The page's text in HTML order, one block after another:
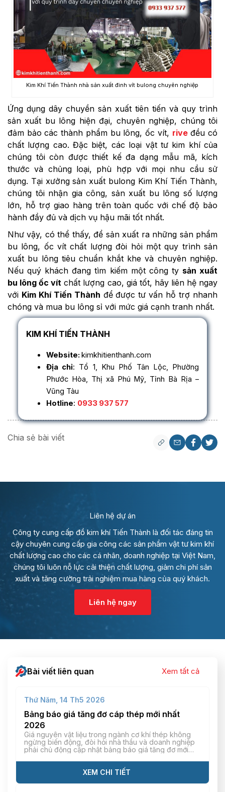
Kim Khí Tiến Thành nhà sản xuất đinh vít bulong chuyên nghiệp
Ứng dụng dây chuyền sản xuất tiên tiến và quy trình
sản xuất bu lông hiện đại, chuyên nghiệp, chúng tôi
đảm bảo các thành phẩm bu lông, ốc vít, riveđều có
chất lượng cao. Đặc biệt, các loại vật tư kim khí của
chúng tôi còn được thiết kế đa dạng mẫu mã, kích
thước và chủng loại, phù hợp với mọi nhu cầu sử
dụng. Tại xưởng sản xuất bulong Kim Khí Tiến Thành,
chúng tôi nhận gia công, sản xuất bu lông số lượng
lớn, hỗ trợ giao hàng trên toàn quốc với chế độ bảo
hành đầy đủ và dịch vụ hậu mãi tốt nhất.
Như vậy, có thể thấy, để sản xuất ra những sản phẩm
bu lông, ốc vít chất lượng đòi hỏi một quy trình sản
xuất bu lông tiêu chuẩn khắt khe và chuyên nghiệp.
Nếu quý khách đang tìm kiếm một công ty sản xuất
bu lông ốc vít chất lượng cao, giá tốt, hãy liên hệ ngay
với Kim Khí Tiến Thành để được tư vấn hỗ trợ nhanh
chóng và mua bu lông sỉ với mức giá cạnh tranh nhất.
KIM KHÍ TIẾN THÀNH
Website: kimkhitienthanh.com
Địa chỉ: Tổ 1, Khu Phố Tân Lộc, Phường
Phước Hòa, Thị xã Phú Mỹ, Tỉnh Bà Rịa –
Vũng Tàu
Hotline: 0933 937 577
Chia sẻ bài viết
Liên hệ dự án
Công ty cung cấp đồ kim khí Tiến Thành là đối tác đáng tin
cậy chuyên cung cấp gia công các sản phẩm vật tư kim khí
chất lượng cao cho các cá nhân, doanh nghiệp tại Việt Nam,
chúng tôi luôn nỗ lực cải thiện chất lượng, giảm chi phí sản
xuất và tăng cường trải nghiệm mua hàng của quý khách.
Liên hệ ngay
Bài viết liên quan Xem tất cả
Thứ Năm, 14 Th5 2026
Bảng báo giá tăng đơ cáp thép mới nhất
2026
Giá nguyên vật liệu trong ngành cơ khí thép không
ngừng biến động, đòi hỏi nhà thầu và doanh nghiệp
phải chủ động cập nhật bảng báo giá tăng đơ mới
XEM CHI TIẾT